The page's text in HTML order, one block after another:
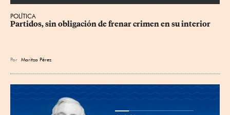
POLÍTICA
Partidos, sin obligación de frenar crimen en su interior
Por Maritza Pérez